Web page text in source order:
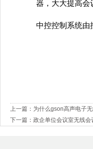
器，大大提高会
中控控制系统由
上一篇： 为什么gson高声电子
下一篇： 政企单位会议室无线会